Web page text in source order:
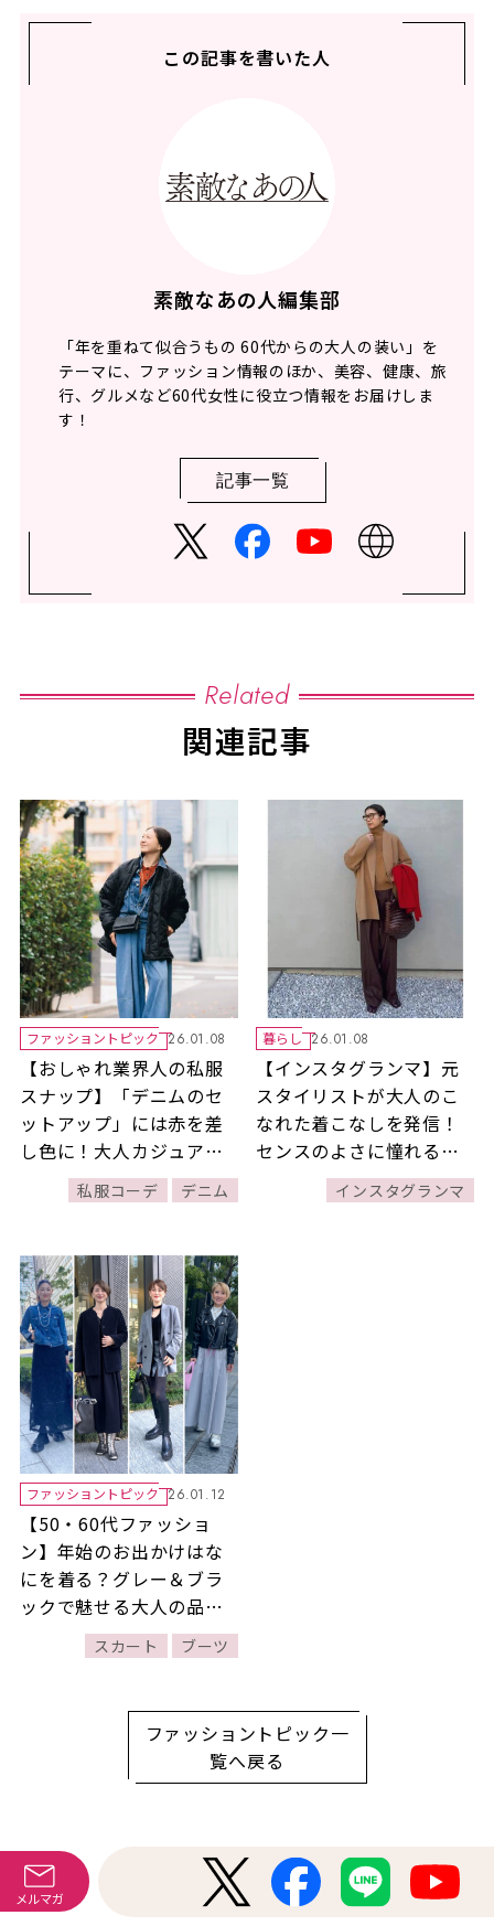
この記事を書いた人
素敵なあの人編集部
「年を重ねて似合うもの 60代からの大人の装い」を
テーマに、ファッション情報のほか、美容、健康、旅
行、グルメなど60代女性に役立つ情報をお届けしま
す！
記事一覧
Related
関連記事
ファッショントピック 26.01.08
【おしゃれ業界人の私服
スナップ】「デニムのセ
ットアップ」には赤を差
し色に！大人カジュアル
のお手本、スタイリスト
＆カラリストの岩崎聡美
私服コーデ デニム
暮らし 26.01.08
【インスタグランマ】元
スタイリストが大人のこ
なれた着こなしを発信！
センスのよさに憧れる人
続出のスタイリングに注
インスタグランマ
ファッショントピック 26.01.12
【50・60代ファッショ
ン】年始のお出かけはな
にを着る？グレー＆ブラ
ックで魅せる大人の品格
コーデ4選スカート ブーツ
ファッショントピック一
覧へ戻る
Magazine
メルマガ